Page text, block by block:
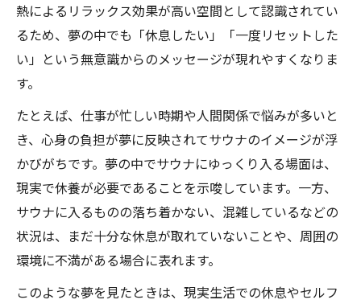
夢のサウナと感情コントロールの関係性
サウナ後の休息に最適なタイミングと夢の関連
性
サウナ後何時間後に寝るべきか夢から学ぶ
夢のサウナ体験が休息リズムに与える効果
サウナ夢と質の高い睡眠の関係性を探る
夢でサウナに入ることで得られる快眠法
熱によるリラックス効果が高い空間として認識されてい
るため、夢の中でも「休息したい」「一度リセットした
い」という無意識からのメッセージが現れやすくなりま
す。
たとえば、仕事が忙しい時期や人間関係で悩みが多いと
き、心身の負担が夢に反映されてサウナのイメージが浮
かびがちです。夢の中でサウナにゆっくり入る場面は、
現実で休養が必要であることを示唆しています。一方、
サウナに入るものの落ち着かない、混雑しているなどの
状況は、まだ十分な休息が取れていないことや、周囲の
環境に不満がある場合に表れます。
このような夢を見たときは、現実生活での休息やセルフ